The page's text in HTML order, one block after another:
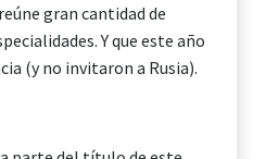
gran cantidad de
Y que este año
(y no invitaron a Rusia).